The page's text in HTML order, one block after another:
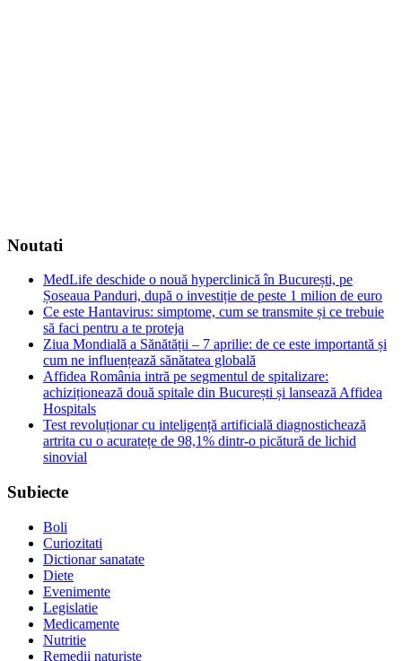
Noutati
MedLife deschide o nouă hyperclinică în București, pe
Șoseaua Panduri, după o investiție de peste 1 milion de euro
Ce este Hantavirus: simptome, cum se transmite și ce trebuie
să faci pentru a te proteja
Ziua Mondială a Sănătății – 7 aprilie: de ce este importantă și
cum ne influențează sănătatea globală
Affidea România intră pe segmentul de spitalizare:
achiziționează două spitale din București și lansează Affidea
Hospitals
Test revoluționar cu inteligență artificială diagnostichează
artrita cu o acuratețe de 98,1% dintr-o picătură de lichid
sinovial
Subiecte
Boli
Curiozitati
Dictionar sanatate
Diete
Evenimente
Legislatie
Medicamente
Nutritie
Remedii naturiste